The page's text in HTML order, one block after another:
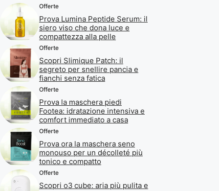
Offerte
Prova Lumina Peptide Serum: il
siero viso che dona luce e
compattezza alla pelle
Offerte
Scopri Slimique Patch: il
segreto per snellire pancia e
fianchi senza fatica
Offerte
Prova la maschera piedi
Footea: idratazione intensiva e
comfort immediato a casa
Offerte
Prova ora la maschera seno
monouso per un décolleté più
tonico e compatto
Offerte
Scopri o3 cube: aria più pulita e